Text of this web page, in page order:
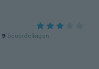
9 beoordelingen